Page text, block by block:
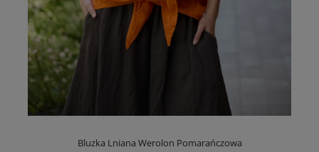
Bluzka Lniana Werolon Pomarańczowa